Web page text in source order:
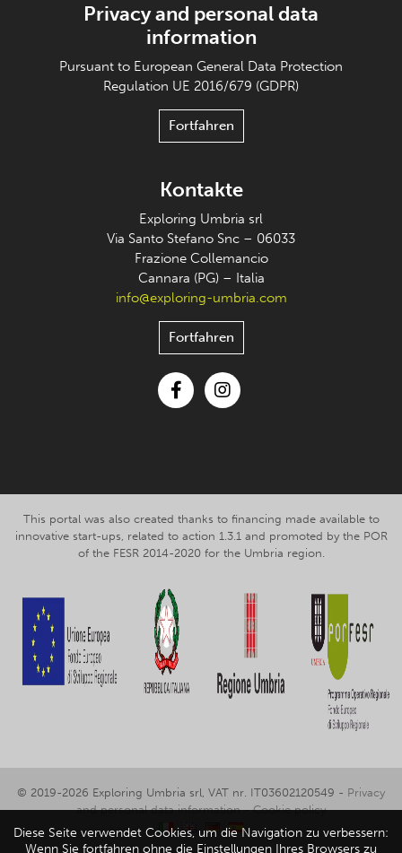
Privacy and personal data
information
Pursuant to European General Data Protection
Regulation UE 2016/679 (GDPR)
Fortfahren
Kontakte
Exploring Umbria srl
Via Santo Stefano Snc – 06033
Frazione Collemancio
Cannara (PG) – Italia
info@exploring-umbria.com
Fortfahren
This portal was also created thanks to financing made available to
innovative start-ups, related to action 1.3.1 and promoted by the POR
of the FESR 2014-2020 for the Umbria region.
© 2019-2026 Exploring Umbria srl, VAT nr. IT03602120549 - Privacy
and personal data information-Cookie policy
Diese Seite verwendet Cookies, um die Navigation zu verbessern:
Wenn Sie fortfahren ohne die Einstellungen Ihres Browsers zu